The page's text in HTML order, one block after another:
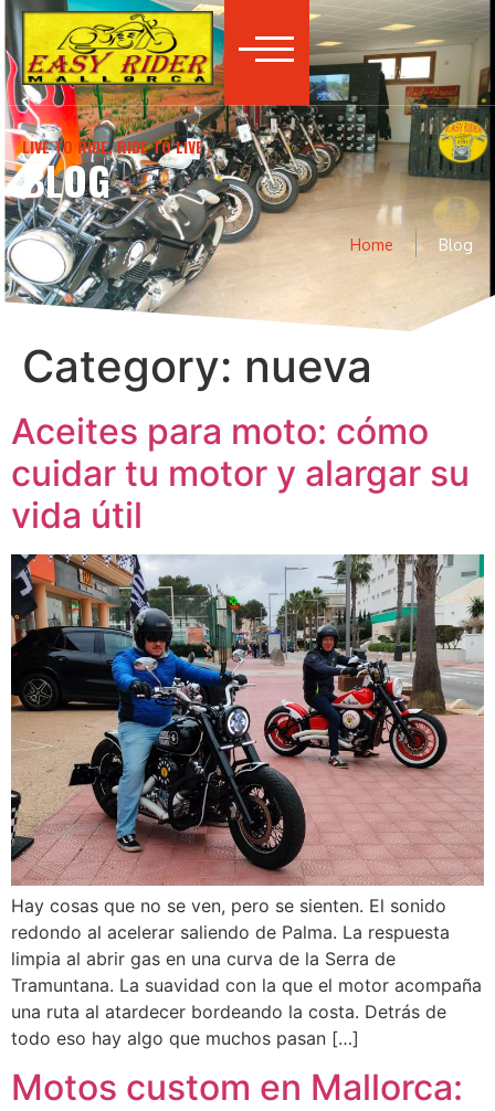
LIVE TO RIDE, RIDE TO LIVE
BLOG
Home Blog
Category: nueva
Aceites para moto: cómo
cuidar tu motor y alargar su
vida útil
Hay cosas que no se ven, pero se sienten. El sonido
redondo al acelerar saliendo de Palma. La respuesta
limpia al abrir gas en una curva de la Serra de
Tramuntana. La suavidad con la que el motor acompaña
una ruta al atardecer bordeando la costa. Detrás de
todo eso hay algo que muchos pasan […]
Motos custom en Mallorca: